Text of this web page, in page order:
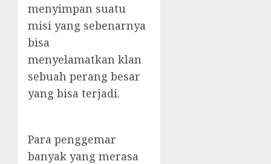
menyimpan suatu
misi yang sebenarnya
bisa
menyelamatkan klan
sebuah perang besar
yang bisa terjadi.
Para penggemar
banyak yang merasa